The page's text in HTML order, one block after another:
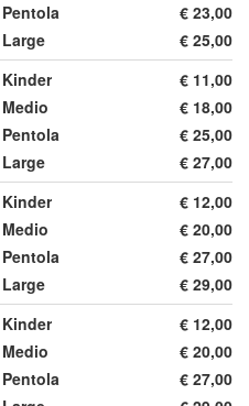
Pentola
€ 23,00
Large
€ 25,00
Kinder
€ 11,00
Medio
€ 18,00
Pentola
€ 25,00
Large
€ 27,00
Kinder
€ 12,00
Medio
€ 20,00
Pentola
€ 27,00
Large
€ 29,00
Kinder
€ 12,00
Medio
€ 20,00
Pentola
€ 27,00